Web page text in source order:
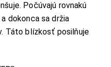
Počúvajú rovnakú
dokonca sa držia
Táto blízkosť posilňuje